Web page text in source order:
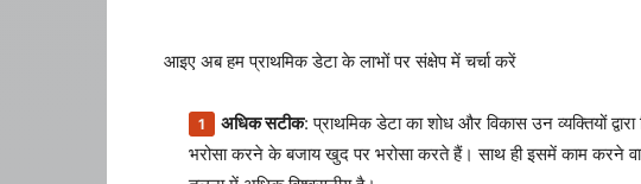
आइए अब हम प्राथमिक डेटा के लाभों पर संक्षेप में चर्चा करें
अधिक सटीक: प्राथमिक डेटा का शोध और विकास उन व्यक्तियों
भरोसा करने के बजाय खुद पर भरोसा करते हैं। साथ ही इसमें काम करने